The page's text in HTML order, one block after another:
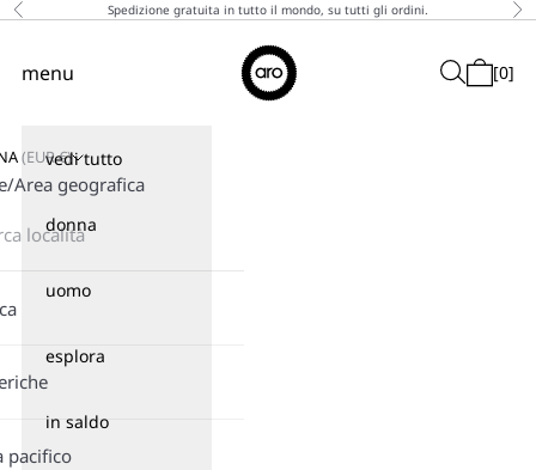
↵Skip to content
↵Skip to menu
↵Skip to footer
↵Open Accessibility Widget
Vai al contenuto
Precedente Spedizione gratuita in tutto il mondo, su tutti gli ordini.
Aro
Menù
menu Cerca
Carrello
[0]
vedi tutto
donna
uomo
esplora
in saldo
(EUR€)
Area geografica
pacifico